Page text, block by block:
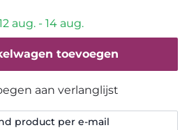
aug. - 14 aug.
toevoegen
aan verlanglijst
product per e-mail